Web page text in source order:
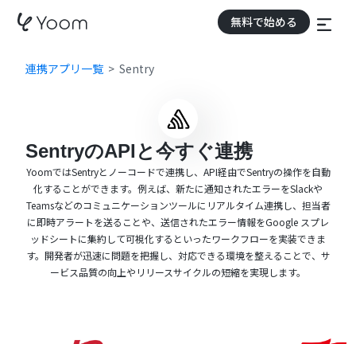
無料で始める
連携アプリ一覧 Sentry
SentryのAPIと今すぐ連携
YoomではSentryとノーコードで連携し、API経由でSentryの操作を自動
化することができます。例えば、新たに通知されたエラーをSlackや
Teamsなどのコミュニケーションツールにリアルタイム連携し、担当者
に即時アラートを送ることや、送信されたエラー情報をGoogle スプレ
ッドシートに集約して可視化するといったワークフローを実装できま
す。開発者が迅速に問題を把握し、対応できる環境を整えることで、サ
ービス品質の向上やリリースサイクルの短縮を実現します。